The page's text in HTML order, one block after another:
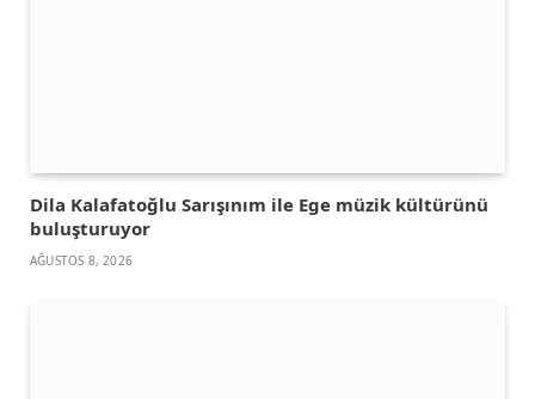
Dila Kalafatoğlu Sarışınım ile Ege müzik kültürünü
buluşturuyor
AĞUSTOS 8, 2026